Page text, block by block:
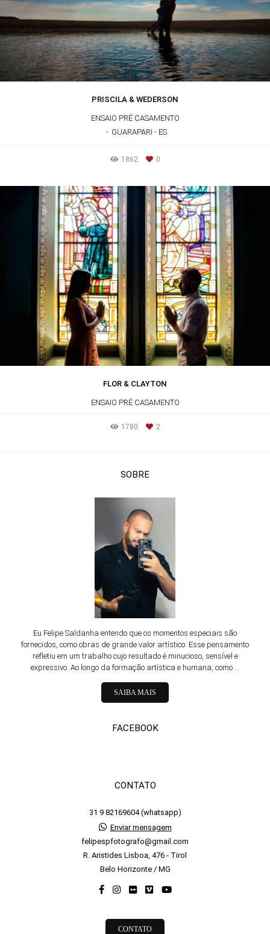
PRISCILA & WEDERSON
ENSAIO PRÉ CASAMENTO
GUARAPARI - ES
1862 0
FLOR & CLAYTON
ENSAIO PRÉ CASAMENTO
1780 2
SOBRE
Eu Felipe Saldanha entendo que os momentos especiais são
fornecidos, como obras de grande valor artístico. Esse pensamento
refletiu em um trabalho cujo resultado é minucioso, sensível e
expressivo. Ao longo da formação artística e humana, como ...
SAIBA MAIS
FACEBOOK
CONTATO
31 9 82169604 (whatsapp)
Enviar mensagem
felipespfotografo@gmail.com
R. Aristides Lisboa, 476 - Tirol
Belo Horizonte / MG
CONTATO